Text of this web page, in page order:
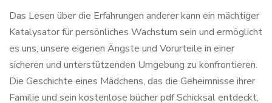
Das Lesen über die Erfahrungen anderer kann ein mächtiger
Katalysator für persönliches Wachstum sein und ermöglicht
es uns, unsere eigenen Ängste und Vorurteile in einer
sicheren und unterstützenden Umgebung zu konfrontieren.
Die Geschichte eines Mädchens, das die Geheimnisse ihrer
Familie und sein kostenlose bücher pdf Schicksal entdeckt,